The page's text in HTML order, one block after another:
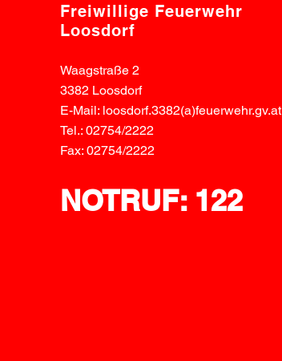
Freiwillige Feuerwehr
Loosdorf
Waagstraße 2
3382 Loosdorf
E-Mail: loosdorf.3382(a)feuerwehr.gv.at
Tel.: 02754/2222
Fax: 02754/2222
NOTRUF: 122